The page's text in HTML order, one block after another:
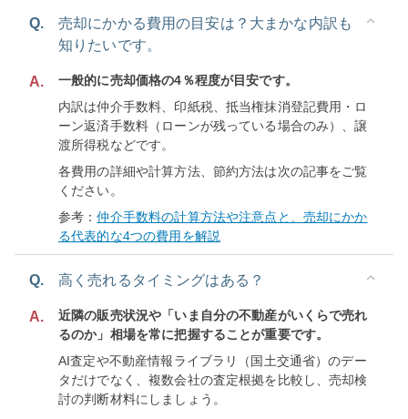
Q.
売却にかかる費用の目安は？大まかな内訳も
知りたいです。
A.
一般的に売却価格の4％程度が目安です。
内訳は仲介手数料、印紙税、抵当権抹消登記費用・ロ
ーン返済手数料（ローンが残っている場合のみ）、譲
渡所得税などです。
各費用の詳細や計算方法、節約方法は次の記事をご覧
ください。
参考：仲介手数料の計算方法や注意点と、売却にかか
る代表的な4つの費用を解説
Q. 高く売れるタイミングはある？
A.
近隣の販売状況や「いま自分の不動産がいくらで売れ
るのか」相場を常に把握することが重要です。
AI査定や不動産情報ライブラリ（国土交通省）のデー
タだけでなく、複数会社の査定根拠を比較し、売却検
討の判断材料にしましょう。